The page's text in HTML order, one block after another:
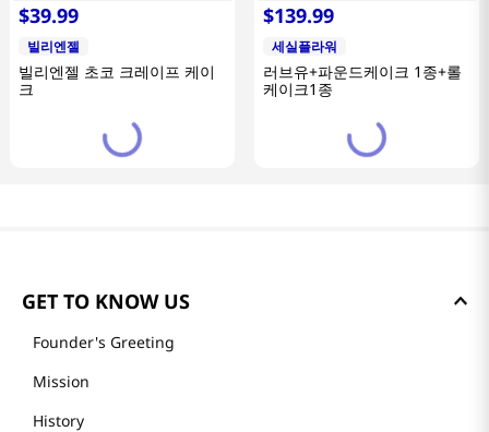
$39.99
빌리엔젤
빌리엔젤 초코 크레이프 케이
크
$139.99
세실플라워
러브유+파운드케이크 1종+롤
케이크1종
GET TO KNOW US
Founder's Greeting
Mission
History